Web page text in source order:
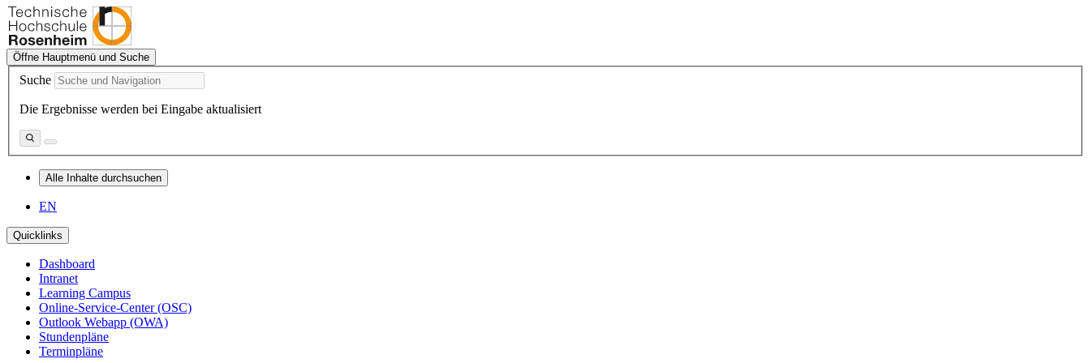
Öffne Hauptmenü und Suche
Suche
Die Ergebnisse werden bei Eingabe aktualisiert
Alle Inhalte durchsuchen
EN
Quicklinks
Dashboard
Intranet
Learning Campus
Online-Service-Center (OSC)
Outlook Webapp (OWA)
Stundenpläne
Terminpläne